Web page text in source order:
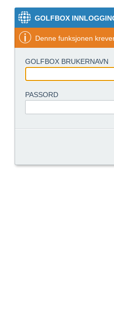
GOLFBOX
Denne funksjonen
GOLFBOX BRUKERNAVN
PASSORD